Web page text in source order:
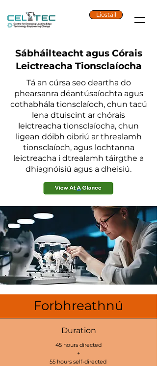
Liostáil
Sábháilteacht agus Córais
Leictreacha Tionsclaíocha
Tá an cúrsa seo deartha do
phearsanra déantúsaíochta agus
cothabhála tionsclaíoch, chun tacú
lena dtuiscint ar chórais
leictreacha tionsclaíocha, chun
ligean dóibh oibriú ar threalamh
tionsclaíoch, agus lochtanna
leictreacha i dtrealamh táirgthe a
dhiagnóisiú agus a dheisiú.
Forbhreathnú
Duration
45 hours directed
+
55 hours self-directed